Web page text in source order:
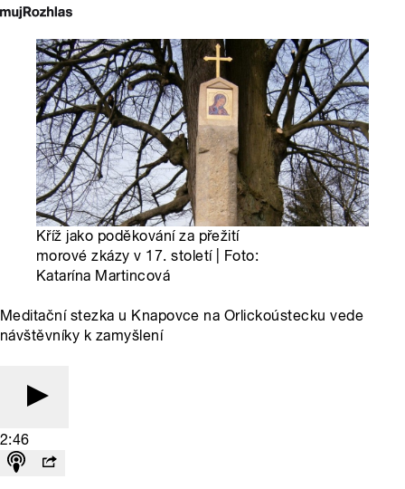
Kříž jako poděkování za přežití
morové zkázy v 17. století | Foto:
Katarína Martincová
Meditační stezka u Knapovce na Orlickoústecku vede
návštěvníky k zamyšlení
2:46